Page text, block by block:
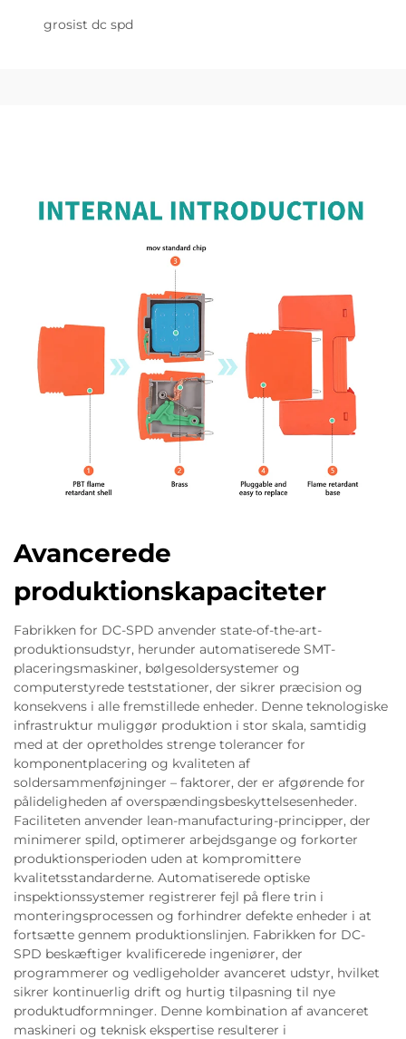
grosist dc spd
Avancerede
produktionskapaciteter
Fabrikken for DC-SPD anvender state-of-the-art-
produktionsudstyr, herunder automatiserede SMT-
placeringsmaskiner, bølgesoldersystemer og
computerstyrede teststationer, der sikrer præcision og
konsekvens i alle fremstillede enheder. Denne teknologiske
infrastruktur muliggør produktion i stor skala, samtidig
med at der opretholdes strenge tolerancer for
komponentplacering og kvaliteten af
soldersammenføjninger – faktorer, der er afgørende for
pålideligheden af overspændingsbeskyttelsesenheder.
Faciliteten anvender lean-manufacturing-principper, der
minimerer spild, optimerer arbejdsgange og forkorter
produktionsperioden uden at kompromittere
kvalitetsstandarderne. Automatiserede optiske
inspektionssystemer registrerer fejl på flere trin i
monteringsprocessen og forhindrer defekte enheder i at
fortsætte gennem produktionslinjen. Fabrikken for DC-
SPD beskæftiger kvalificerede ingeniører, der
programmerer og vedligeholder avanceret udstyr, hvilket
sikrer kontinuerlig drift og hurtig tilpasning til nye
produktudformninger. Denne kombination af avanceret
maskineri og teknisk ekspertise resulterer i